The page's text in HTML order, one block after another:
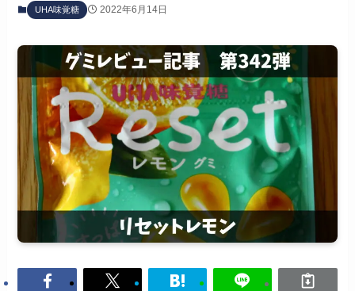
UHA味覚糖 2022年6月14日